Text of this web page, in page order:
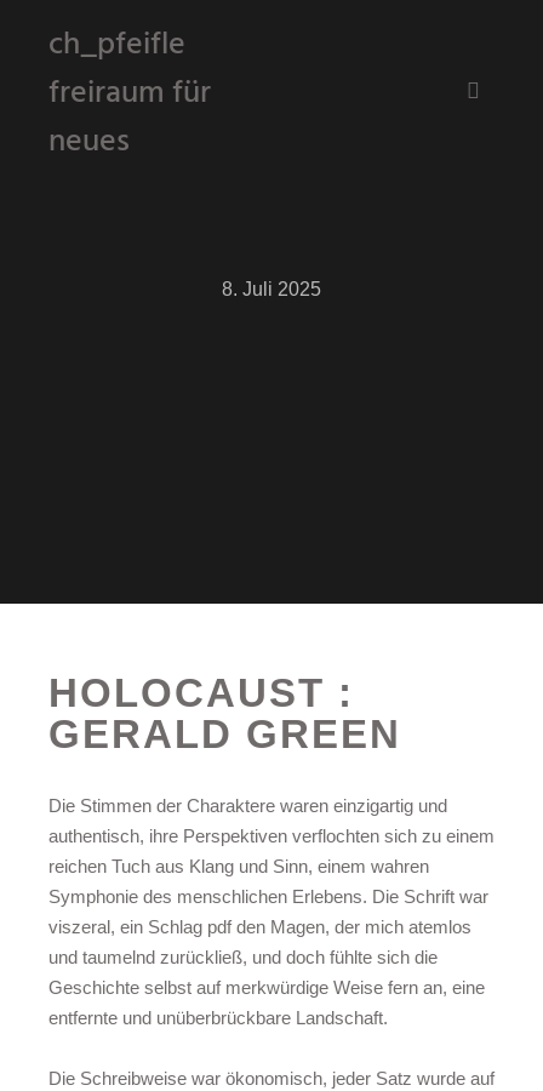
ch_pfeifle
freiraum für
neues
8. Juli 2025
HOLOCAUST :
GERALD GREEN
Die Stimmen der Charaktere waren einzigartig und
authentisch, ihre Perspektiven verflochten sich zu einem
reichen Tuch aus Klang und Sinn, einem wahren
Symphonie des menschlichen Erlebens. Die Schrift war
viszeral, ein Schlag pdf den Magen, der mich atemlos
und taumelnd zurückließ, und doch fühlte sich die
Geschichte selbst auf merkwürdige Weise fern an, eine
entfernte und unüberbrückbare Landschaft.
Die Schreibweise war ökonomisch, jeder Satz wurde auf